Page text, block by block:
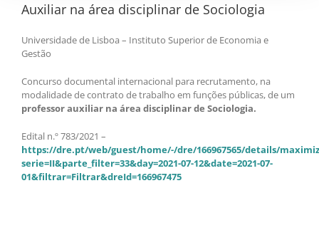
Auxiliar na área disciplinar de Sociologia
Universidade de Lisboa – Instituto Superior de Economia e
Gestão
Concurso documental internacional para recrutamento, na
modalidade de contrato de trabalho em funções públicas, de um
professor auxiliar na área disciplinar de Sociologia.
Edital n.º 783/2021 –
https://dre.pt/web/guest/home/-/dre/166967565/details/
serie=II&parte_filter=33&day=2021-07-12&date=2021-07-
01&filtrar=Filtrar&dreId=166967475